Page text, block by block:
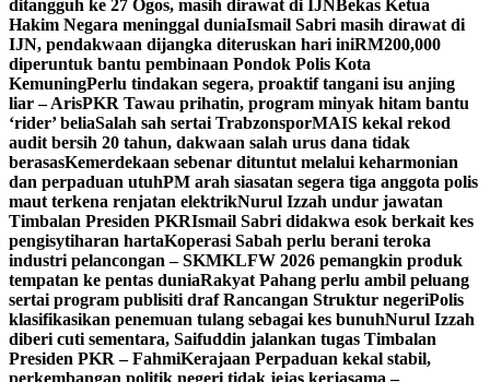
ditangguh ke 27 Ogos, masih dirawat di IJNBekas Ketua
Hakim Negara meninggal duniaIsmail Sabri masih dirawat di
IJN, pendakwaan dijangka diteruskan hari iniRM200,000
diperuntuk bantu pembinaan Pondok Polis Kota
KemuningPerlu tindakan segera, proaktif tangani isu anjing
liar – ArisPKR Tawau prihatin, program minyak hitam bantu
‘rider’ beliaSalah sah sertai TrabzonsporMAIS kekal rekod
audit bersih 20 tahun, dakwaan salah urus dana tidak
berasasKemerdekaan sebenar dituntut melalui keharmonian
dan perpaduan utuhPM arah siasatan segera tiga anggota polis
maut terkena renjatan elektrikNurul Izzah undur jawatan
Timbalan Presiden PKRIsmail Sabri didakwa esok berkait kes
pengisytiharan hartaKoperasi Sabah perlu berani teroka
industri pelancongan – SKMKLFW 2026 pemangkin produk
tempatan ke pentas duniaRakyat Pahang perlu ambil peluang
sertai program publisiti draf Rancangan Struktur negeriPolis
klasifikasikan penemuan tulang sebagai kes bunuhNurul Izzah
diberi cuti sementara, Saifuddin jalankan tugas Timbalan
Presiden PKR – FahmiKerajaan Perpaduan kekal stabil,